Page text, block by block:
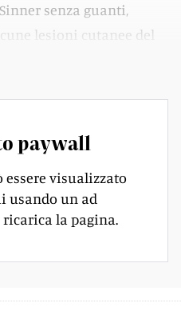
senza guanti,
lesioni cutanee del
paywall
visualizzato
usando un ad
la pagina.